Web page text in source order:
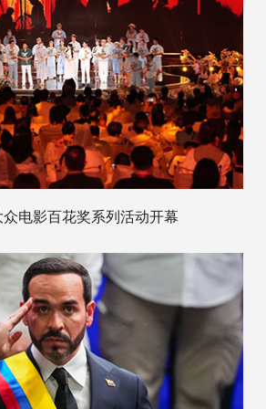
众电影百花奖系列活动开幕